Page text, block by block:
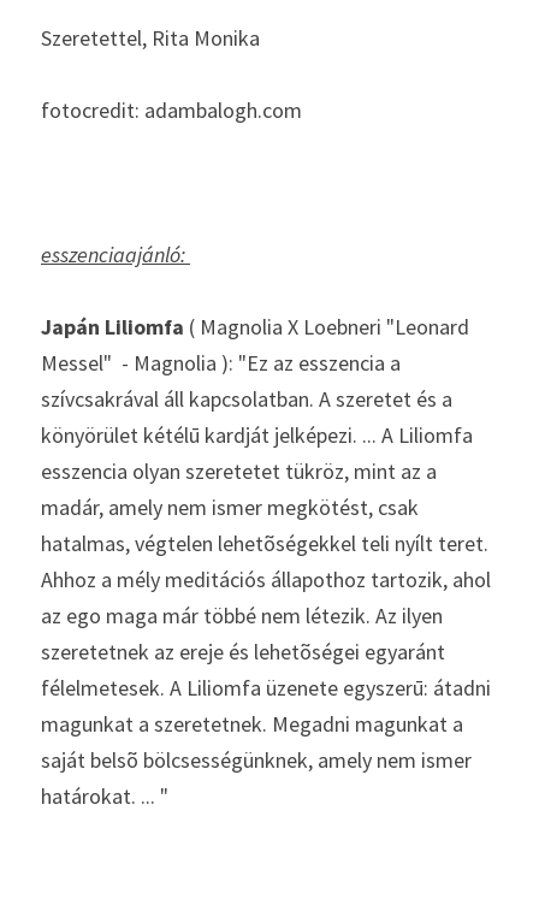
Szeretettel, Rita Monika
fotocredit: adambalogh.com
esszenciaajánló:
Japán Liliomfa ( Magnolia X Loebneri "Leonard
Messel"  - Magnolia ): "Ez az esszencia a
szívcsakrával áll kapcsolatban. A szeretet és a
könyörület kétélū kardját jelképezi. ... A Liliomfa
esszencia olyan szeretetet tükröz, mint az a
madár, amely nem ismer megkötést, csak
hatalmas, végtelen lehetõségekkel teli nyílt teret.
Ahhoz a mély meditációs állapothoz tartozik, ahol
az ego maga már többé nem létezik. Az ilyen
szeretetnek az ereje és lehetõségei egyaránt
félelmetesek. A Liliomfa üzenete egyszerū: átadni
magunkat a szeretetnek. Megadni magunkat a
saját belsõ bölcsességünknek, amely nem ismer
határokat. ... "